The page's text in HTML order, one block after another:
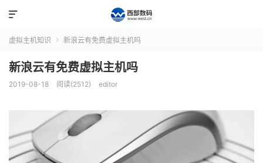

虚拟主机知识  新浪云有免费虚拟主机吗
新浪云有免费虚拟主机吗
2019-08-18 阅读(2512) editor